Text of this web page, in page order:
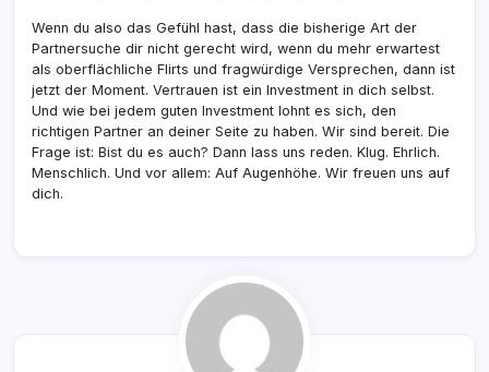
Wenn du also das Gefühl hast, dass die bisherige Art der
Partnersuche dir nicht gerecht wird, wenn du mehr erwartest
als oberflächliche Flirts und fragwürdige Versprechen, dann ist
jetzt der Moment. Vertrauen ist ein Investment in dich selbst.
Und wie bei jedem guten Investment lohnt es sich, den
richtigen Partner an deiner Seite zu haben. Wir sind bereit. Die
Frage ist: Bist du es auch? Dann lass uns reden. Klug. Ehrlich.
Menschlich. Und vor allem: Auf Augenhöhe. Wir freuen uns auf
dich.